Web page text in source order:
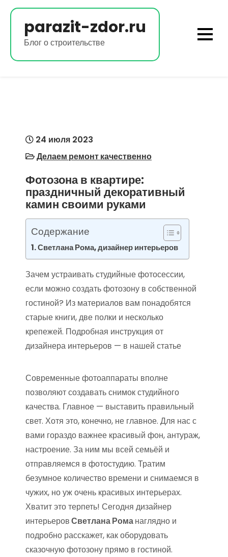
Перейти
содержимомуparazit-zdor.ru
Блог о строительстве
24 июля 2023
Делаем ремонт качественно
Фотозона в квартире:
праздничный декоративный
камин своими руками
Содержание
Светлана Рома, дизайнер интерьеров
Зачем устраивать студийные фотосессии,
если можно создать фотозону в собственной
гостиной? Из материалов вам понадобятся
старые книги, две полки и несколько
крепежей. Подробная инструкция от
дизайнера интерьеров — в нашей статье
Современные фотоаппараты вполне
позволяют создавать снимок студийного
качества. Главное — выставить правильный
свет. Хотя это, конечно, не главное. Для нас с
вами гораздо важнее красивый фон, антураж,
настроение. За ним мы всей семьёй и
отправляемся в фотостудию. Тратим
безумное количество времени и снимаемся в
чужих, но уж очень красивых интерьерах.
Хватит это терпеть! Сегодня дизайнер
интерьеровСветлана Романаглядно и
подробно расскажет, как оборудовать
сказочную фотозону прямо в гостиной.